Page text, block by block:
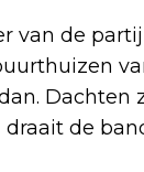
van de
Dachten
de